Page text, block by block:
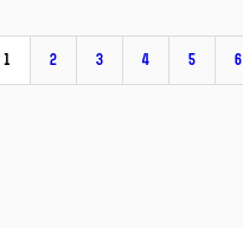
1 2 3 4 5 6